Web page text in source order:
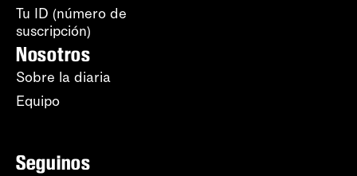
Tu ID (número de
suscripción)
Nosotros
Sobre la diaria
Equipo
Seguinos